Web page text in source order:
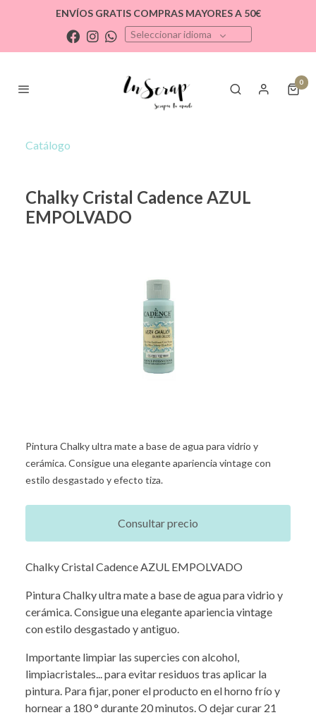
ENVÍOS GRATIS COMPRAS MAYORES A 50€
Seleccionar idioma
0
Catálogo
Chalky Cristal Cadence AZUL
EMPOLVADO
Pintura Chalky ultra mate a base de agua para vidrio y
cerámica. Consigue una elegante apariencia vintage con
estilo desgastado y efecto tiza.
Consultar precio
Chalky Cristal Cadence AZUL EMPOLVADO
Pintura Chalky ultra mate a base de agua para vidrio y
cerámica. Consigue una elegante apariencia vintage
con estilo desgastado y antiguo.
Importante limpiar las supercies con alcohol,
limpiacristales... para evitar residuos tras aplicar la
pintura. Para fijar, poner el producto en el horno frío y
hornear a 180 ° durante 20 minutos. O dejar curar 21